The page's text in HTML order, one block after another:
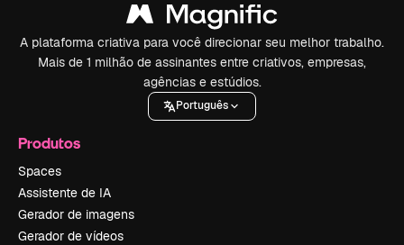
A plataforma criativa para você direcionar seu melhor trabalho.
Mais de 1 milhão de assinantes entre criativos, empresas,
agências e estúdios.
Português
Produtos
Spaces
Assistente de IA
Gerador de imagens
Gerador de vídeos